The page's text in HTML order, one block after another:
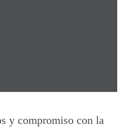
y compromiso con la